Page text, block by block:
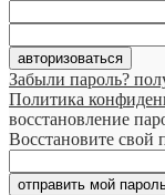
Забыли пароль?
Политика
восстановление
Восстановите свой